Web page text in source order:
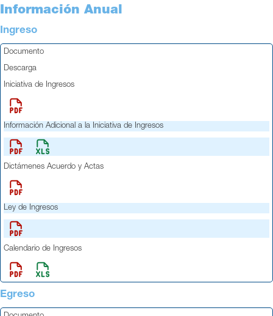
Información Anual
Ingreso
Documento
Descarga
Iniciativa de Ingresos
Información Adicional a la Iniciativa de Ingresos
Dictámenes Acuerdo y Actas
Ley de Ingresos
Calendario de Ingresos
Egreso